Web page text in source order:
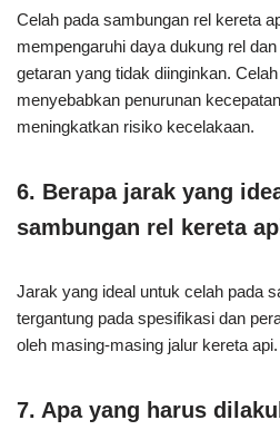
Celah pada sambungan rel kereta
mempengaruhi daya dukung rel
getaran yang tidak diinginkan.
menyebabkan penurunan
meningkatkan risiko kecelakaan.
6. Berapa jarak yang
sambungan rel kereta
Jarak yang ideal untuk celah pada
tergantung pada spesifikasi dan
oleh masing-masing jalur kereta api.
7. Apa yang harus